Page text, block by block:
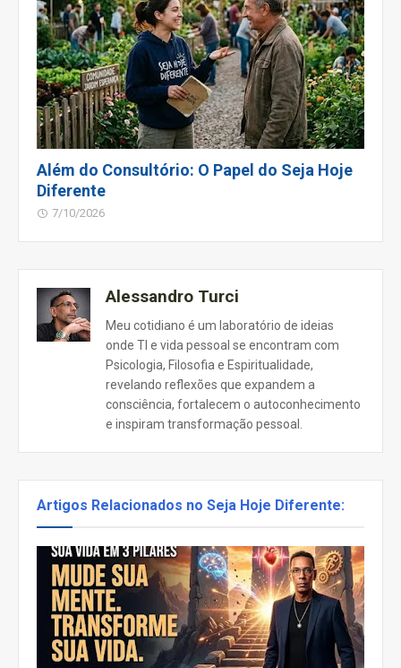
Além do Consultório: O Papel do Seja Hoje
Diferente
7/10/2026
Alessandro Turci
Meu cotidiano é um laboratório de ideias
onde TI e vida pessoal se encontram com
Psicologia, Filosofia e Espiritualidade,
revelando reflexões que expandem a
consciência, fortalecem o autoconhecimento
e inspiram transformação pessoal.
Artigos Relacionados no Seja Hoje Diferente: